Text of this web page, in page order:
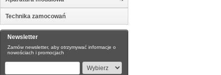
Technika zamocowań
Newsletter
Zamów newsletter, aby otrzymywać informacje o
nowościach i promocjach